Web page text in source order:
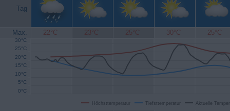
Tag
Max. 22°C 23°C 25°C 30°C 25°C
Höchsttemperatur Tiefsttemperatur Aktuelle
0°C
5°C
10°C
15°C
20°C
25°C
30°C